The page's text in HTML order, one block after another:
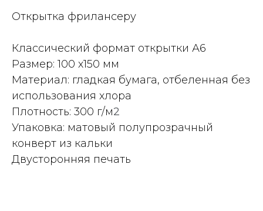
Открытка фрилансеру
Классический формат открытки А6
Размер: 100 х150 мм
Материал: гладкая бумага, отбеленная без
использования хлора
Плотность: 300 г/м2
Упаковка: матовый полупрозрачный
конверт из кальки
Двусторонняя печать